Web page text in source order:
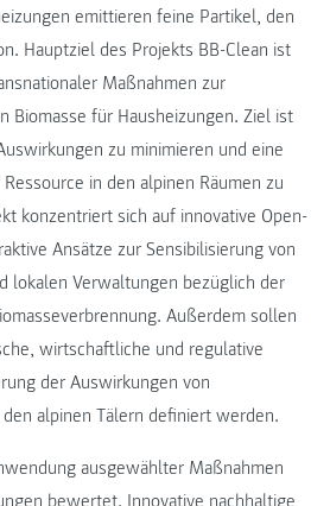
emittieren feine Partikel, den
Hauptziel des Projekts BB-Clean ist
Maßnahmen zur
Biomasse für Hausheizungen. Ziel ist
zu minimieren und eine
in den alpinen Räumen zu
konzentriert sich auf innovative Open-
Ansätze zur Sensibilisierung von
lokalen Verwaltungen bezüglich der
Außerdem sollen
wirtschaftliche und regulative
der Auswirkungen von
alpinen Tälern definiert werden.
ausgewählter Maßnahmen